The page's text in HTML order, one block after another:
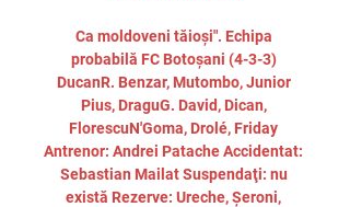
Ca moldoveni tăioși". Echipa
probabilă FC Botoșani (4-3-3)
DucanR. Benzar, Mutombo, Junior
Pius, DraguG. David, Dican,
FlorescuN'Goma, Drolé, Friday
Antrenor: Andrei Patache Accidentat:
Sebastian Mailat Suspendaţi: nu
există Rezerve: Ureche, Șeroni,